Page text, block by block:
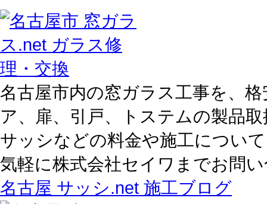
名古屋市内の窓ガラス工事を、
ア、扉、引戸、トステムの製品
サッシなどの料金や施工につい
気軽に株式会社セイワまでお問
名古屋 サッシ.net 施工ブログ